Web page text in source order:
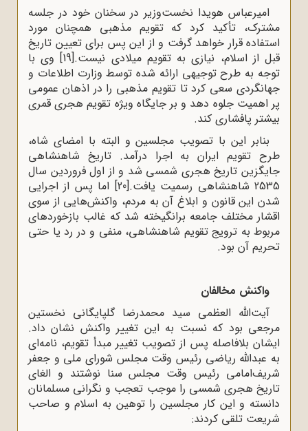
امیرعباس هویدا نخست‌وزیر در سخنان خود در جلسه
مشترک، تأکید کرد که تقویم مذهبی همچنان مورد
استفاده قرار خواهد گرفت و از این پس برای تعیین تاریخ
قبل از اسلام، نیازی به تقویم میلادی نیست.[19]
وی با
توجه به طرح توجیهی ارائه شده توسط وزارت اطلاعات و
جهانگردی سعی کرد تا تقویم مذهبی را در اذهان عمومی
پر اهمیت جلوه دهد و بر جایگاه ویژه تقویم هجری قمری
بیشتر پافشاری کند.
بنابر این با تصویب مجلسین و البته با امضای شاه،
طرح تقویم ایران به اجرا درآمد. تاریخ شاهنشاهی
جایگزین تاریخ هجری شمسی شد و از اول فروردین سال
2535 شاهنشاهی رسمیت یافت.
[20]
اما پس از اجرایی
شدن این قانون و ابلاغ آن به مردم، واکنش‌هایی از سوی
اقشار مختلف جامعه برانگیخته شد که غالب بازخوردهای
مربوط به ترویج تقویم شاهنشاهی، منفی و در رد یا حتی
تحریم آن بود.
واکنش مخالفان
آیت‌الله العظمی سید محمدرضا گلپایگانی نخستین
مرجعی بود که نسبت به این تغییر واکنش نشان داد.
ایشان بلافاصله پس از تصویب تغییر مبدأ تقویم، نامه‌ای
به عبدالله ریاضی رئیس وقت مجلس شورای ملی و جعفر
شریف‌امامی رئیس وقت مجلس سنا نوشتند و الغای
تاریخ هجری شمسی را موجب تعجب و نگرانی مسلمانان
دانسته و این کار مجلسین را توهین به اسلام و صاحب
شریعت تلقی کردند: